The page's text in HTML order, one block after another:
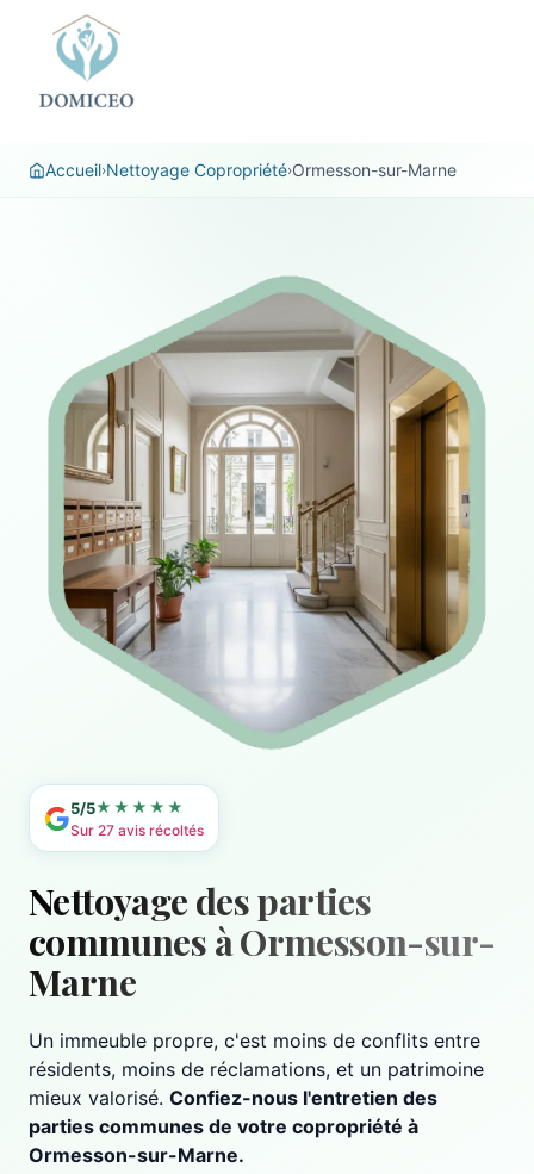
Accueil›Nettoyage Copropriété›Ormesson-sur-Marne
5/5★★★★★
Sur 27 avis récoltés
Nettoyage des parties
communes à Ormesson-sur-
Marne
Un immeuble propre, c'est moins de conflits entre
résidents, moins de réclamations, et un patrimoine
mieux valorisé. Confiez-nous l'entretien des
parties communes de votre copropriété à
Ormesson-sur-Marne.
Panneau de gestion des cookies